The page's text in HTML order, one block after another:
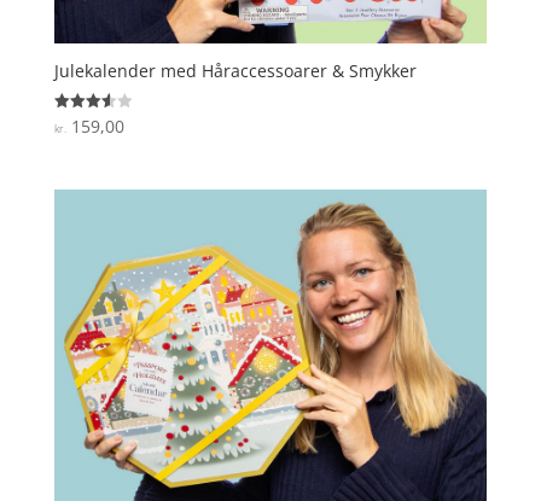
Julekalender med Håraccessoarer & Smykker
Vurderet
3.6
kr.159,00